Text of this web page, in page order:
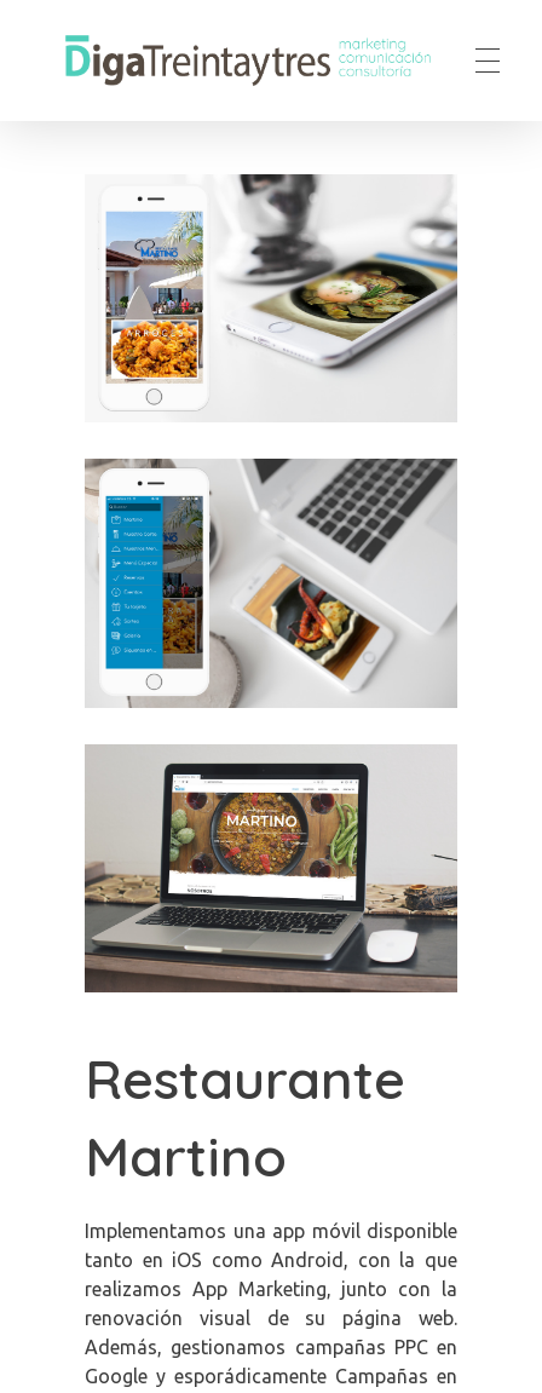
Restaurante
Martino
Implementamos una app móvil disponible
tanto en iOS como Android, con la que
realizamos App Marketing, junto con la
renovación visual de su página web.
Además, gestionamos campañas PPC en
Google y esporádicamente Campañas en